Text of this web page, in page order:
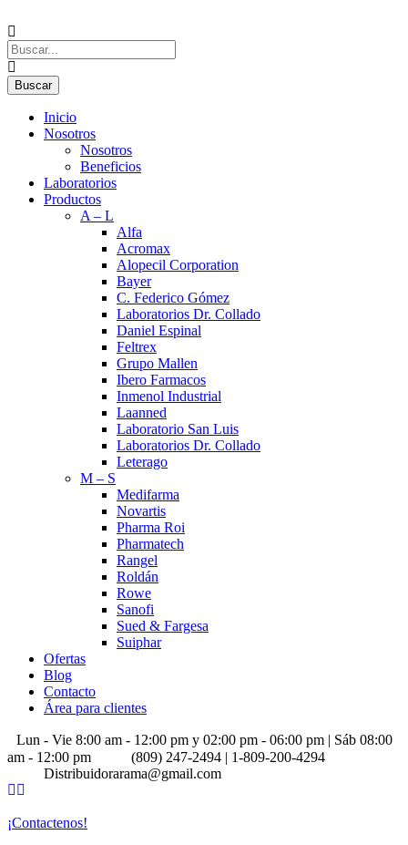
Inicio
Nosotros
Nosotros
Beneficios
Laboratorios
Productos
A – L
Alfa
Acromax
Alopecil Corporation
Bayer
C. Federico Gómez
Laboratorios Dr. Collado
Daniel Espinal
Feltrex
Grupo Mallen
Ibero Farmacos
Inmenol Industrial
Laanned
Laboratorio San Luis
Laboratorios Dr. Collado
Leterago
M – S
Medifarma
Novartis
Pharma Roi
Pharmatech
Rangel
Roldán
Rowe
Sanofi
Sued & Fargesa
Suiphar
Ofertas
Blog
Contacto
Área para clientes
Lun - Vie 8:00 am - 12:00 pm y 02:00 pm - 06:00 pm | Sáb 08:00
am - 12:00 pm
(809) 247-2494 | 1-809-200-4294
Distribuidorarama@gmail.com
¡Contactenos!